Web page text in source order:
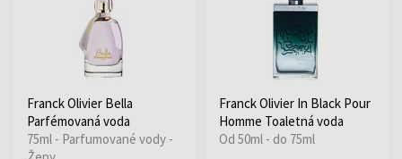
Franck Olivier Bella
Parfémovaná voda
75ml - Parfumované vody -
Franck Olivier In Black Pour
Homme Toaletná voda
Od 50ml - do 75ml